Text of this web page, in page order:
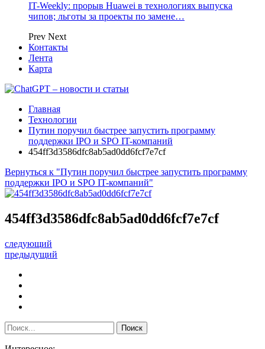
IT-Weekly: прорыв Huawei в технологиях выпуска
чипов; льготы за проекты по замене…
Prev Next
Контакты
Лента
Карта
Главная
Технологии
Путин поручил быстрее запустить программу
поддержки IPO и SPO IT-компаний
454ff3d3586dfc8ab5ad0dd6fcf7e7cf
Вернуться к "Путин поручил быстрее запустить программу
поддержки IPO и SPO IT-компаний"
454ff3d3586dfc8ab5ad0dd6fcf7e7cf
следующий
предыдущий